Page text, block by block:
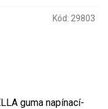
guma napínací-
Kód: 29803